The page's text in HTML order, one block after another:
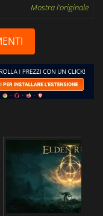
Mostra l'originale